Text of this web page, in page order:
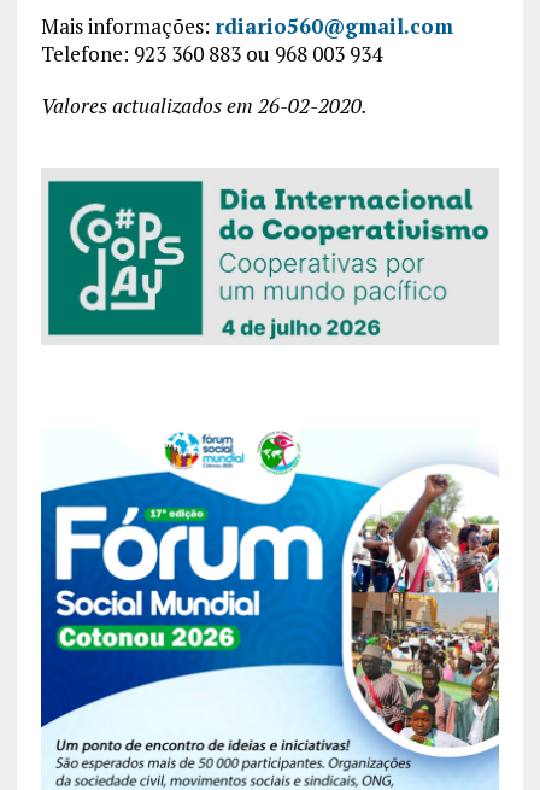
Mais informações: rdiario560@gmail.com
Telefone: 923 360 883 ou 968 003 934
Valores actualizados em 26-02-2020.